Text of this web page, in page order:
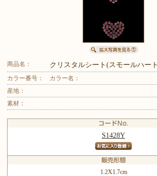
商品名： クリスタルシート(スモールハー
カラー番号：
カラー名：
産地：
素材：
S1428Y
1.2X1.7cm